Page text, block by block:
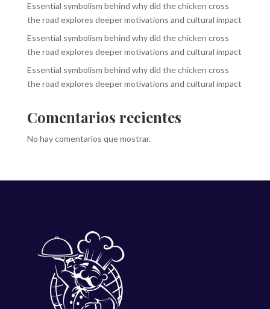
Essential symbolism behind why did the chicken cross
the road explores deeper motivations and cultural impact
Essential symbolism behind why did the chicken cross
the road explores deeper motivations and cultural impact
Essential symbolism behind why did the chicken cross
the road explores deeper motivations and cultural impact
Comentarios recientes
No hay comentarios que mostrar.